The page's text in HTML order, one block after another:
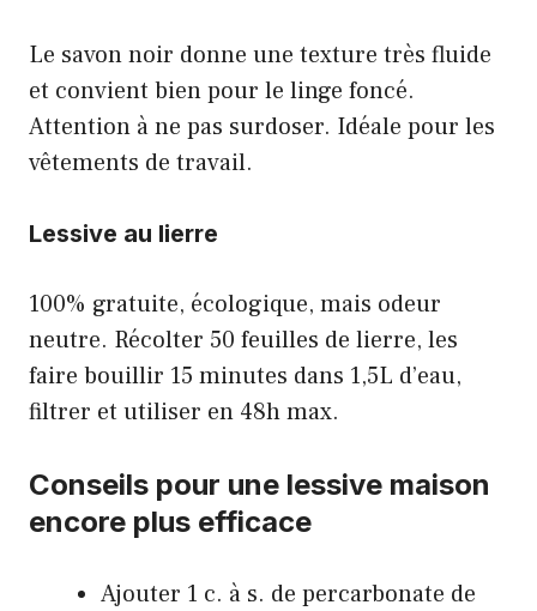
Le savon noir donne une texture très fluide
et convient bien pour le linge foncé.
Attention à ne pas surdoser. Idéale pour les
vêtements de travail.
Lessive au lierre
100% gratuite, écologique, mais odeur
neutre. Récolter 50 feuilles de lierre, les
faire bouillir 15 minutes dans 1,5L d’eau,
filtrer et utiliser en 48h max.
Conseils pour une lessive maison
encore plus efficace
Ajouter 1 c. à s. de percarbonate de